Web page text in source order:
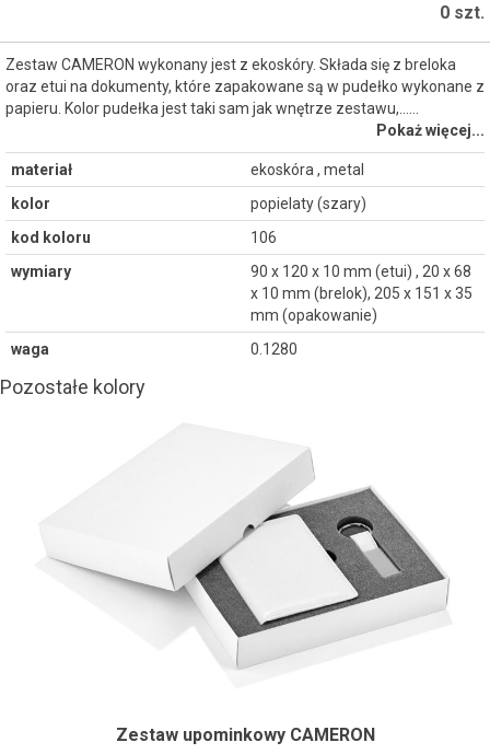
0 szt.
Zestaw CAMERON wykonany jest z ekoskóry. Składa się z breloka
oraz etui na dokumenty, które zapakowane są w pudełko wykonane z
papieru. Kolor pudełka jest taki sam jak wnętrze zestawu,...…
Pokaż więcej...
materiał
ekoskóra , metal
kolor
popielaty (szary)
kod koloru
106
wymiary
90 x 120 x 10 mm (etui) , 20 x 68
x 10 mm (brelok), 205 x 151 x 35
mm (opakowanie)
waga
0.1280
Pozostałe kolory
Zestaw upominkowy CAMERON